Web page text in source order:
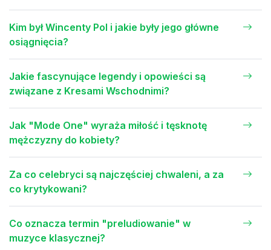
Kim był Wincenty Pol i jakie były jego główne
osiągnięcia?
Jakie fascynujące legendy i opowieści są
związane z Kresami Wschodnimi?
Jak "Mode One" wyraża miłość i tęsknotę
mężczyzny do kobiety?
Za co celebryci są najczęściej chwaleni, a za
co krytykowani?
Co oznacza termin "preludiowanie" w
muzyce klasycznej?